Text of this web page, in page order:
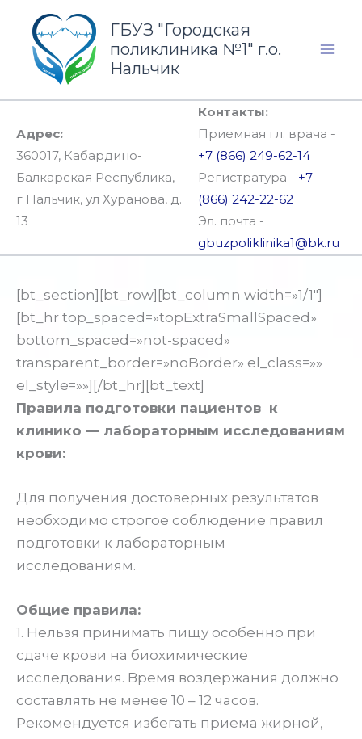
Перейти
содержимому
ГБУЗ "Городская
поликлиника №1" г.о.
Нальчик
Адрес:
360017, Кабардино-
Балкарская Республика,
г Нальчик, ул Хуранова, д.
13
Контакты:
Приемная гл. врача -
+7 (866) 249-62-14
Регистратура - +7
(866) 242-22-62
Эл. почта -
gbuzpoliklinika1@bk.ru
[bt_section][bt_row][bt_column width=»1/1″]
[bt_hr top_spaced=»topExtraSmallSpaced»
bottom_spaced=»not-spaced»
transparent_border=»noBorder» el_class=»»
el_style=»»][/bt_hr][bt_text]
Правила подготовки пациентов к
клинико — лабораторным исследованиям
крови:
Для получения достоверных результатов
необходимо строгое соблюдение правил
подготовки к лабораторным
исследованиям.
Общие правила:
1. Нельзя принимать пищу особенно при
сдаче крови на биохимические
исследования. Время воздержания должно
составлять не менее 10 – 12 часов.
Рекомендуется избегать приема жирной,